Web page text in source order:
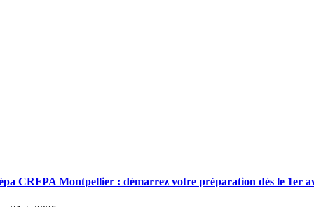
CRFPA Montpellier : démarrez votre préparation dès le 1er